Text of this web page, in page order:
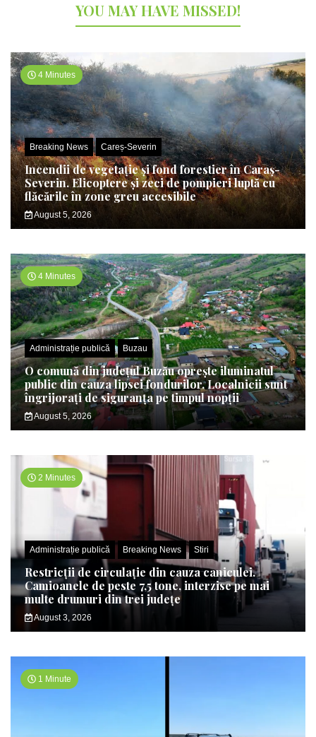
YOU MAY HAVE MISSED!
4 Minutes
Breaking News Careș-Severin
Incendii de vegetație și fond forestier în Caraș-
Severin. Elicoptere și zeci de pompieri luptă cu
flăcările în zone greu accesibile
August 5, 2026
4 Minutes
Administrație publică Buzau
O comună din județul Buzău oprește iluminatul
public din cauza lipsei fondurilor. Localnicii sunt
îngrijorați de siguranța pe timpul nopții
August 5, 2026
2 Minutes
Administrație publică Breaking News Stiri
Restricții de circulație din cauza caniculei.
Camioanele de peste 7,5 tone, interzise pe mai
multe drumuri din trei județe
August 3, 2026
1 Minute